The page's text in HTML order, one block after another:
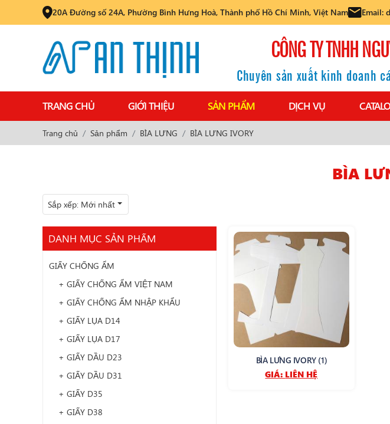
20A Đường số 24A, Phường Bình Hưng Hoà, Thành phố Hồ Chí Minh, Việt Nam Email:
CÔNG TY TNHH
Chuyên sản xuất kinh doanh
TRANG CHỦ GIỚI THIỆU SẢN PHẨM DỊCH VỤ
Trang chủ Sản phẩm BÌA LƯNG BÌA LƯNG IVORY
BÌA
Sắp xếp: Mới nhất
DANH MỤC SẢN PHẨM
GIẤY CHỐNG ẨM
+ GIẤY CHỐNG ẨM VIỆT NAM
+ GIẤY CHỐNG ẨM NHẬP KHẨU
+ GIẤY LỤA D14
+ GIẤY LỤA D17
+ GIẤY DẦU D23
+ GIẤY DẦU D31
+ GIẤY D35
+ GIẤY D38
BÌA LƯNG IVORY (1)
GIÁ: LIÊN HỆ